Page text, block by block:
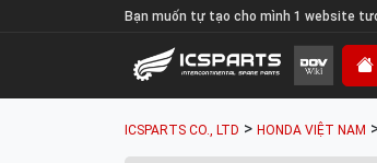
Bạn muốn tự tạo cho mình 1 website
ICSPARTS CO., LTD > HONDA VIỆT NAM